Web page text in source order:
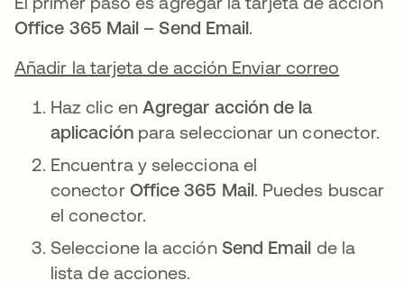
Office 365 Mail – Send Email.
Añadir la tarjeta de acción Enviar correo
Haz clic en Agregar acción de la
aplicaciónpara seleccionar un conector.
Encuentra y selecciona el
conector Office 365 Mail. Puedes buscar
el conector.
Seleccione la acción Send Email de la
lista de acciones.